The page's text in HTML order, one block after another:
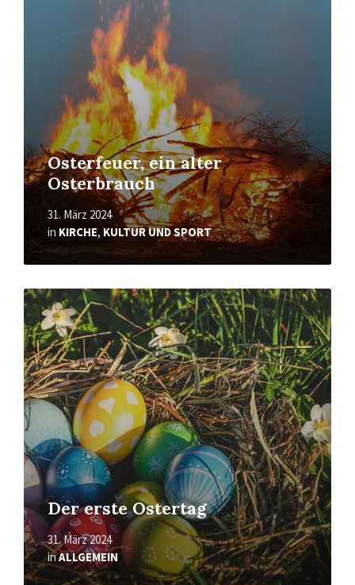
Osterfeuer, ein alter
Osterbrauch
31. März 2024
in KIRCHE, KULTUR UND SPORT
Der erste Ostertag
31. März 2024
inALLGEMEIN
Read
More